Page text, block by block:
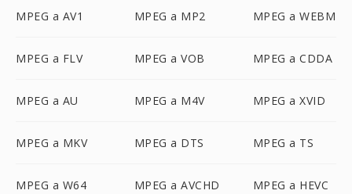
MPEG a AV1 MPEG a MP2 MPEG a WEBM
MPEG a FLV MPEG a VOB MPEG a CDDA
MPEG a AU MPEG a M4V MPEG a XVID
MPEG a MKV MPEG a DTS MPEG a TS
MPEG a W64 MPEG a AVCHD MPEG a HEVC